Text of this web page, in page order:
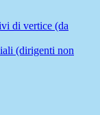
di vertice (da
(dirigenti non